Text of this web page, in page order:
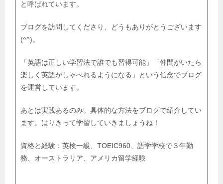
と呼ばれています。
ブログを訪問してくださり、どうもありがとうございます
(^^)。
「英語は正しい学習法で誰でも習得可能」「仲間がいたら
楽しく英語がしゃべれるようになる」という信念でブログ
を運営しています。
あとは実践あるのみ。具体的な方法をブログで紹介してい
ます。はりきって学習していきましょうね！
資格と経験：英検一級、TOEIC960、語学学校で３年勤
務、オーストラリア、アメリカ留学経験